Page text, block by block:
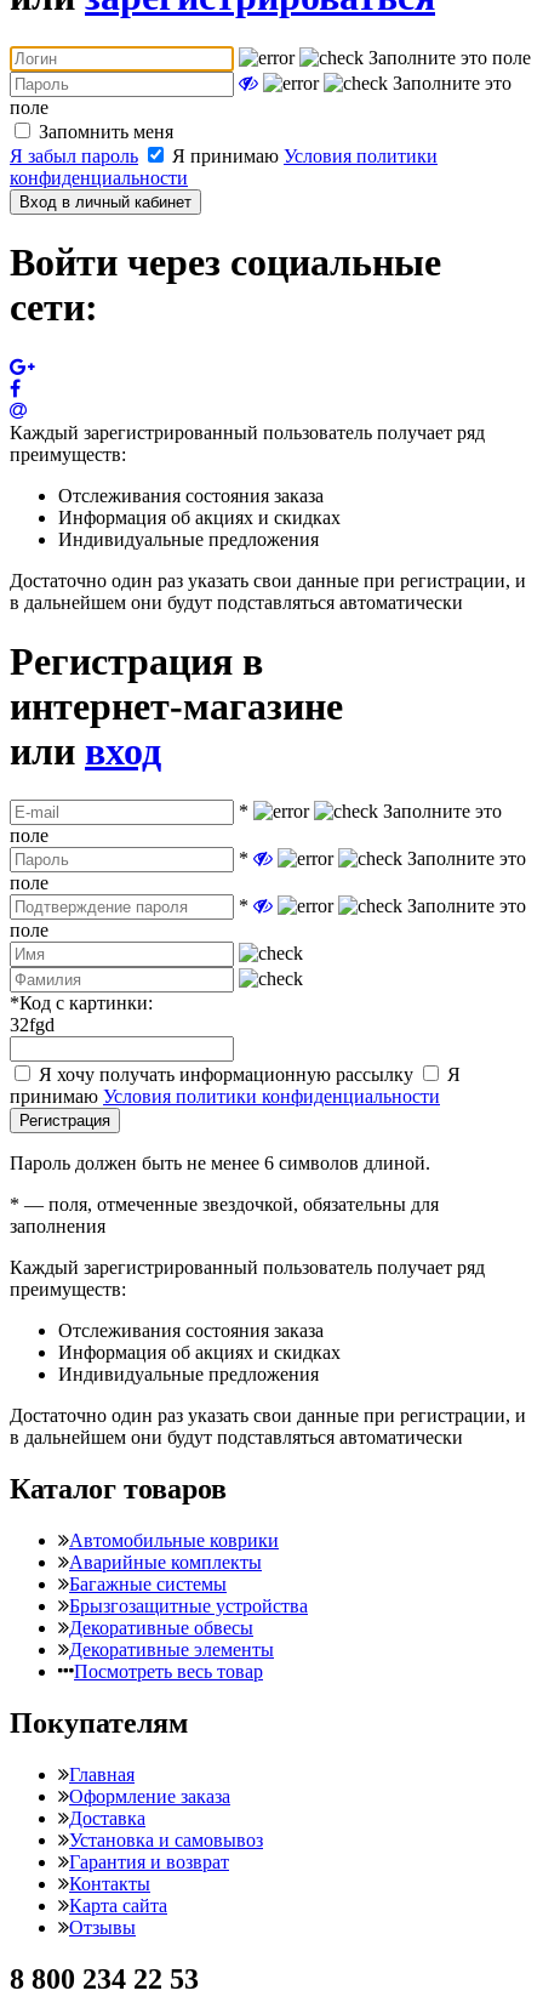
Заполните это поле
Заполните это
поле
Запомнить меня
Я забыл пароль
Я принимаю Условия политики
конфиденциальности
Вход в личный кабинет
Войти через социальные
сети:
Каждый зарегистрированный пользователь получает ряд
преимуществ:
Отслеживания состояния заказа
Информация об акциях и скидках
Индивидуальные предложения
Достаточно один раз указать свои данные при регистрации, и
в дальнейшем они будут подставляться автоматически
Регистрация в
интернет-магазине
или вход
*
Заполните это
поле
*
Заполните это
поле
*
Заполните это
поле
*Код с картинки:
32fgd
Я хочу получать информационную рассылку
Я
принимаю Условия политики конфиденциальности
Регистрация
Пароль должен быть не менее 6 символов длиной.
* — поля, отмеченные звездочкой, обязательны для
заполнения
Каждый зарегистрированный пользователь получает ряд
преимуществ:
Отслеживания состояния заказа
Информация об акциях и скидках
Индивидуальные предложения
Достаточно один раз указать свои данные при регистрации, и
в дальнейшем они будут подставляться автоматически
Каталог товаров
Автомобильные коврики
Аварийные комплекты
Багажные системы
Брызгозащитные устройства
Декоративные обвесы
Декоративные элементы
Посмотреть весь товар
Покупателям
Главная
Оформление заказа
Доставка
Установка и самовывоз
Гарантия и возврат
Контакты
Карта сайта
Отзывы
8 800 234 22 53